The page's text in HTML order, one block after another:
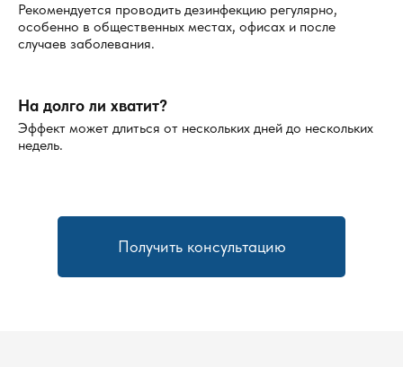
Рекомендуется проводить дезинфекцию регулярно,
особенно в общественных местах, офисах и после
случаев заболевания.
На долго ли хватит?
Эффект может длиться от нескольких дней до нескольких
недель.
Получить консультацию